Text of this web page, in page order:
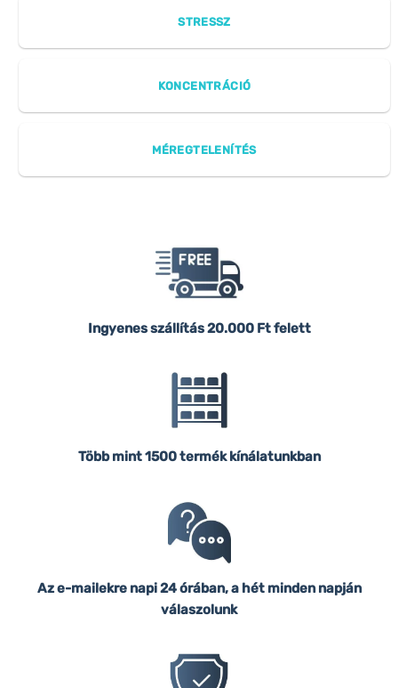
STRESSZ
KONCENTRÁCIÓ
MÉREGTELENÍTÉS
Ingyenes szállítás20.000 Ft felett
Több mint 1500 termék kínálatunkban
Az e-mailekre napi 24 órában, a hét minden napján
válaszolunk